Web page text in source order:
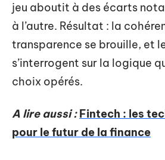
jeu aboutit à des écarts
à l’autre. Résultat : la
transparence se brouille, et
s’interrogent sur la logique
choix opérés.
A lire aussi : Fintech : les
pour le futur de la finance